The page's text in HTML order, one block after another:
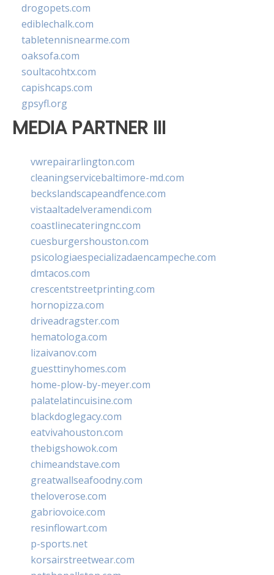
drogopets.com
ediblechalk.com
tabletennisnearme.com
oaksofa.com
soultacohtx.com
capishcaps.com
gpsyfl.org
MEDIA PARTNER III
vwrepairarlington.com
cleaningservicebaltimore-md.com
beckslandscapeandfence.com
vistaaltadelveramendi.com
coastlinecateringnc.com
cuesburgershouston.com
psicologiaespecializadaencampeche.com
dmtacos.com
crescentstreetprinting.com
hornopizza.com
driveadragster.com
hematologa.com
lizaivanov.com
guesttinyhomes.com
home-plow-by-meyer.com
palatelatincuisine.com
blackdoglegacy.com
eatvivahouston.com
thebigshowok.com
chimeandstave.com
greatwallseafoodny.com
theloverose.com
gabriovoice.com
resinflowart.com
p-sports.net
korsairstreetwear.com